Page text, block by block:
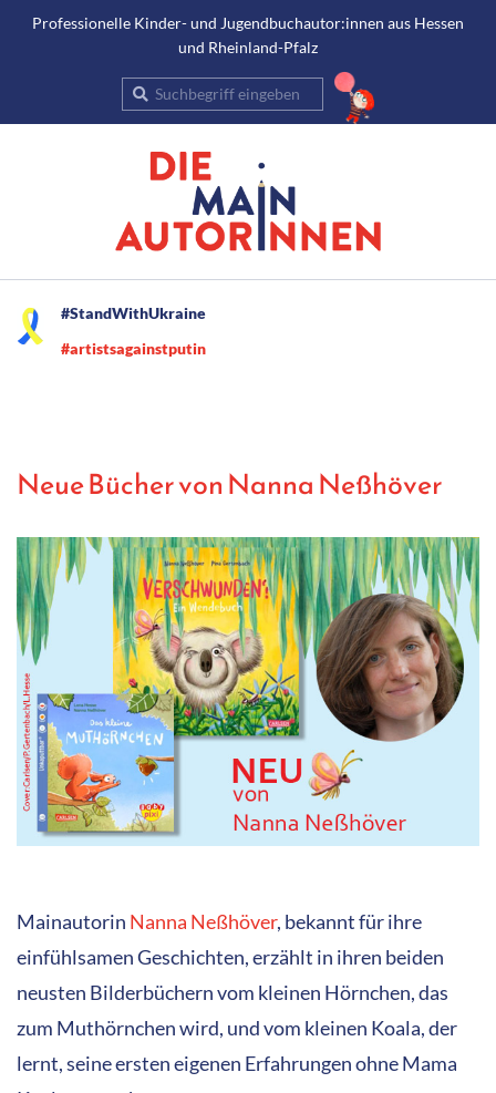
GeheProfessionelle Kinder- und Jugendbuchautor:innen aus Hessen
und Rheinland-Pfalz
Suche
Navigation
#StandWithUkraine
#artistsagainstputin
Neue Bücher von Nanna Neßhöver
Mainautorin Nanna Neßhöver, bekannt für ihre
einfühlsamen Geschichten, erzählt in ihren beiden
neusten Bilderbüchern vom kleinen Hörnchen, das
zum Muthörnchen wird, und vom kleinen Koala, der
lernt, seine ersten eigenen Erfahrungen ohne Mama